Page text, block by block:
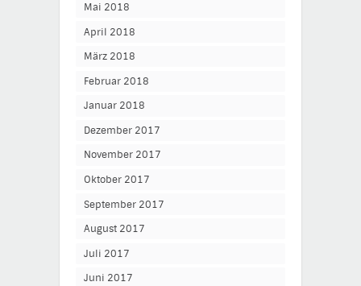
Mai 2018
April 2018
März 2018
Februar 2018
Januar 2018
Dezember 2017
November 2017
Oktober 2017
September 2017
August 2017
Juli 2017
Juni 2017